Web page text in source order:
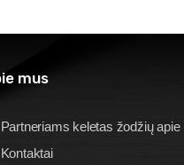
mus
Partneriams keletas žodžių apie
Kontaktai